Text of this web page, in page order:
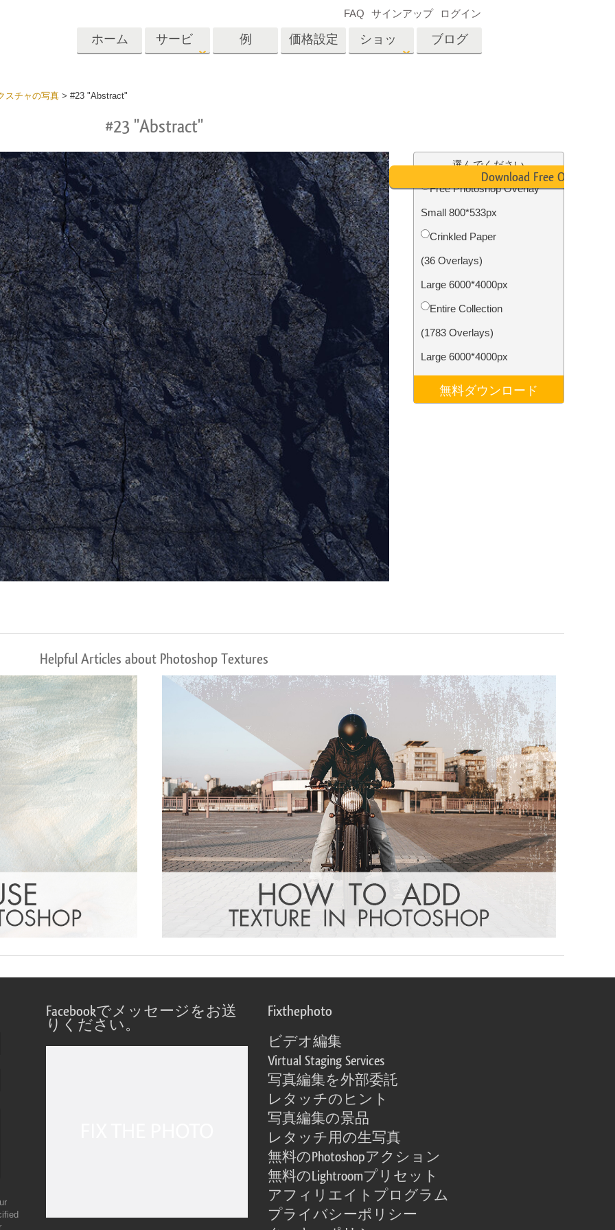
ホーム サービ
ービス
真編集サービ
ス
AIが生成した衣料品モデ
ル
画像操作料理内容
写真入力アプリケーショ
ッチ製品内容 ジュエリーレタッチ製品
内容
AIトレーニングデータ Video Editing Services
例 価格設定 ショッ
ィールプリ
コレクショ
Photoshop
Photoshopアクション
Photoshopオーバーレイ
Photoshopテクスチャ
Psアクションコレクシ
ョン全体
Psはコレクション全体
をオーバーレイしま
す
プレート
バレンタインデーカ
ード
結婚式招待状
子供の誕生日の招待
状
ビデオオーバーレイ
ブログ
FAQ サインアップ ログイン
スチャの写真> #23 "Abstract"
#23 "Abstract"
選んでください
Free Photoshop Overlay
Small 800*533px
Сrinkled Paper
(36 Overlays)
Large 6000*4000px
Entire Collection
(1783 Overlays)
Large 6000*4000px
無料ダウンロード
Download Free Overlay
Helpful Articles about Photoshop Textures
Facebookでメッセージをお送
りください。
Fixthephoto
ビデオ編集
Virtual Staging Services
写真編集を外部委託
レタッチのヒント
写真編集の景品
レタッチ用の生写真
無料のPhotoshopアクション
無料のLightroomプリセット
アフィリエイトプログラム
プライバシーポリシー